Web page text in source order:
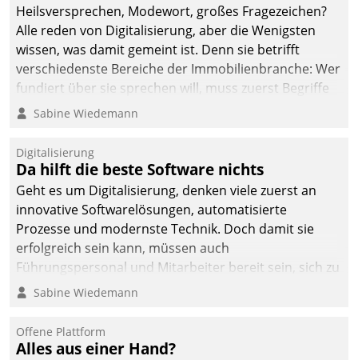
Eingriff bietende Lösung.
Zur Entwicklung setzte
man auf
Cloudtechnologie,
bewährte und Startup-
agile Projektmethoden.
Heilsversprechen, Modewort, großes Fragezeichen?
Alle reden von Digitalisierung, aber die Wenigsten
wissen, was damit gemeint ist. Denn sie betrifft
verschiedenste Bereiche der Immobilienbranche: Wer
fundiert über sie sprechen will, muss zuerst Begriffe
klären. Ein Aspekt ist die betriebliche Optimierung:
Einsparungen durch optimierte und automatisierte
Prozesse. Doch man darf nicht zu viel erwarten: Allein
mit der Einführung einer neuen Software ist es nicht
getan. Die Digitalisierung erfordert von Unternehmen
die Bereitschaft, sich zu überprüfen, zu hinterfragen
und zu verändern.
Sabine Wiedemann
Digitalisierung
Da hilft die beste Software nichts
Geht es um Digitalisierung, denken viele zuerst an
innovative Softwarelösungen, automatisierte
Prozesse und modernste Technik. Doch damit sie
erfolgreich sein kann, müssen auch
Führungspersonal und Mitarbeiter bereit sein, sich zu
verändern und anzupassen, sonst werden sie an ihr
Sabine Wiedemann
Offene Plattform
Alles aus einer Hand?